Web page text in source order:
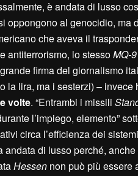
è andata di lusso
oppongono al genocidio, ma
che aveva il
antiterrorismo, lo stessoMQ-9
firma del giornalismo
la lira, ma i sesterzi) – invece
volte. “Entrambi i missili S
l’impiego, elemento”
circa l’efficienza dei
di lusso perché,
Hessen non può più essere